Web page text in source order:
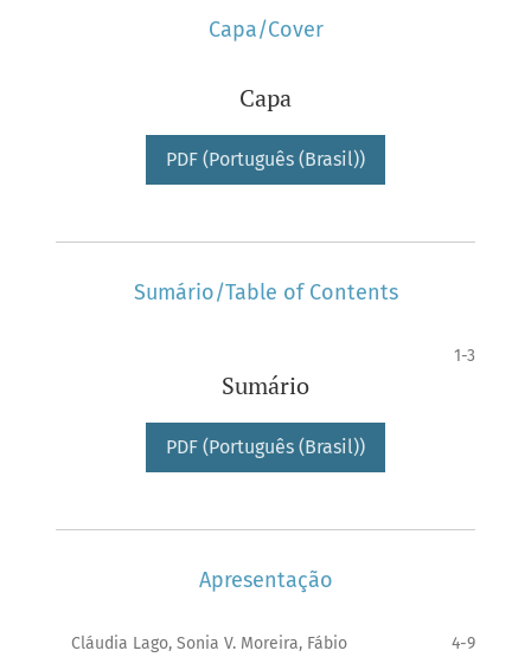
Capa/Cover
Capa
PDF (Português (Brasil))
Sumário/Table of Contents
1-3
Sumário
PDF (Português (Brasil))
Apresentação
Cláudia Lago, Sonia V. Moreira, Fábio
4-9